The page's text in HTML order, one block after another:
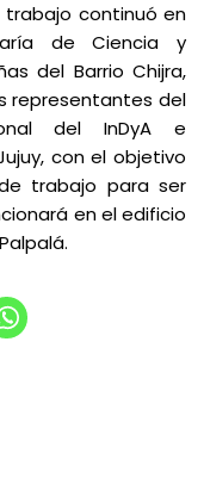
continuó en
de Ciencia y
del Barrio Chijra,
representantes del
del InDyA e
con el objetivo
trabajo para ser
en el edificio